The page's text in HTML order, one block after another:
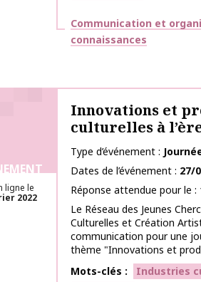
Thématiques
Communication et
connaissances
ligne le
2022
Innovations et
culturelles à
Type d’événement
Dates de l’événement
27/
Réponse attendue pour le
Le Réseau des Jeunes
Culturelles et Création
communication pour une
thème "Innovations et
Mots-clés
Industries